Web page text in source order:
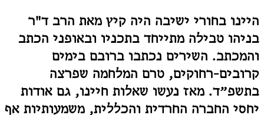
היינו בחורי ישיבה היה קיץ מאת הרב ד"ר
בניהו טבילה מתייחד בתכניו ובאופני הכתב
והמכתב. השירים נכתבו ברובם בימים
קרובים-רחוקים, טרם המלחמה שפרצה
בתשפ״ד. מאז נעשו שאלות חיינו, גם אודות
יחסי החברה החרדית והכללית, משמעותיות אף